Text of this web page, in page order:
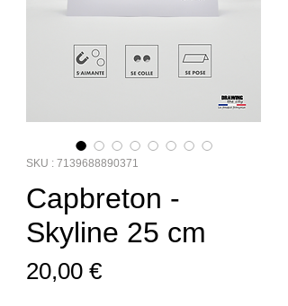
SKU : 7139688890371
Capbreton -
Skyline 25 cm
20,00 €Prix